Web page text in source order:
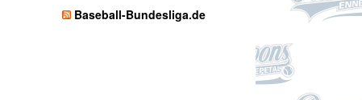
Baseball-Bundesliga.de